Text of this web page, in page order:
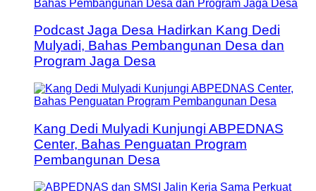
Podcast Jaga Desa Hadirkan Kang Dedi
Mulyadi, Bahas Pembangunan Desa dan
Program Jaga Desa
Kang Dedi Mulyadi Kunjungi ABPEDNAS
Center, Bahas Penguatan Program
Pembangunan Desa